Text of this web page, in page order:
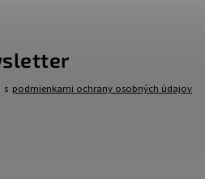
s podmienkami ochrany osobných údajov